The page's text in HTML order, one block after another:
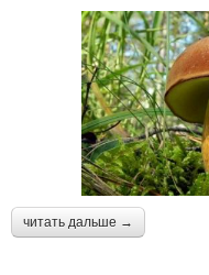
читать дальше →